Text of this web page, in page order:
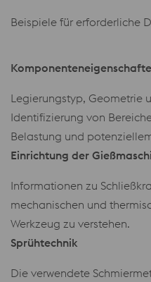
Beispiele für erforderliche
Legierungstyp, Geometrie
Identifizierung von
Belastung und
Einrichtung der
Informationen zu
mechanischen und
Werkzeug zu verstehen.
Sprühtechnik
Die verwendete